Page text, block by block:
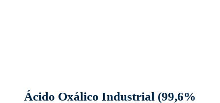
Ácido Oxálico Industrial (99,6%